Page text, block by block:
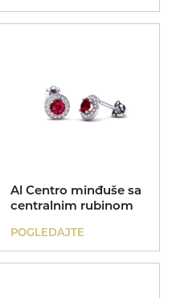
Al Centro minđuše sa
centralnim rubinom
POGLEDAJTE